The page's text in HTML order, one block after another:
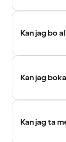
Kan jag bo
Kan jag
Kan jag ta